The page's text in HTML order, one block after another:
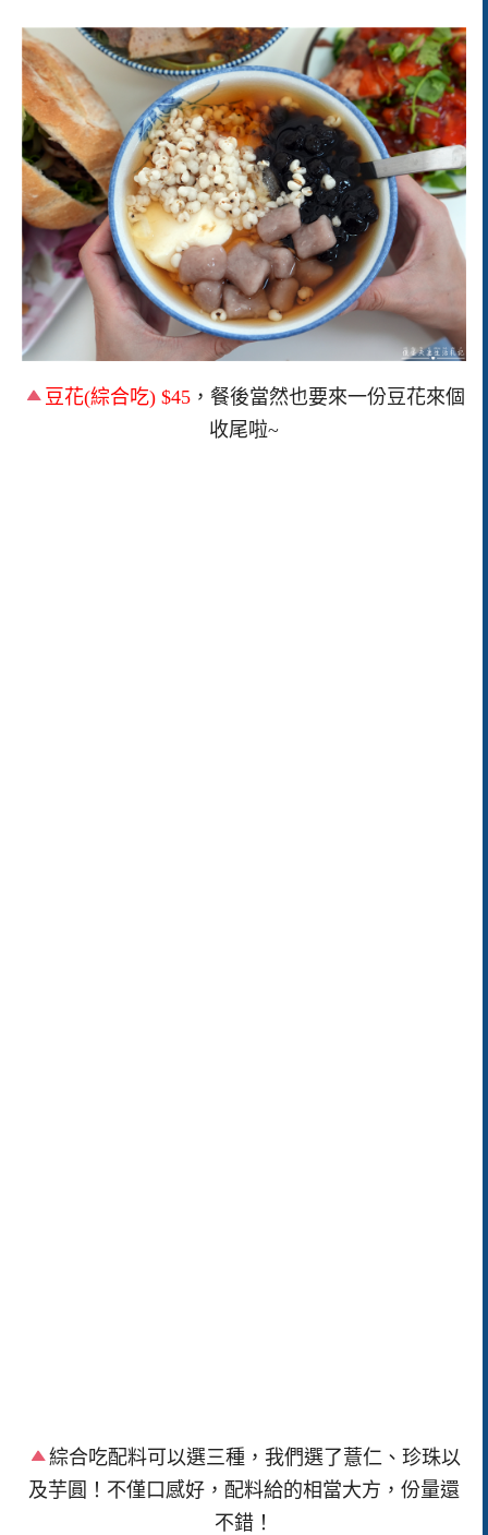
豆花(綜合吃) $45 ，餐後當然也要來一份豆花來個
收尾啦~
綜合吃配料可以選三種，我們選了薏仁、珍珠以
及芋圓！不僅口感好，配料給的相當大方，份量還
不錯！